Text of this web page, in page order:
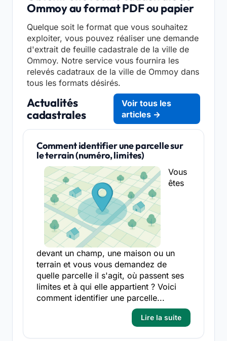
Ommoy au format PDF ou papier
Quelque soit le format que vous souhaitez
exploiter, vous pouvez réaliser une demande
d'extrait de feuille cadastrale de la ville de
Ommoy. Notre service vous fournira les
relevés cadatraux de la ville de Ommoy dans
tous les formats désirés.
Actualités
cadastrales
Voir tous les
articles →
Comment identifier une parcelle sur
le terrain (numéro, limites)
Vous
êtes
devant un champ, une maison ou un
terrain et vous vous demandez de
quelle parcelle il s'agit, où passent ses
limites et à qui elle appartient ? Voici
comment identifier une parcelle...
Lire la suite